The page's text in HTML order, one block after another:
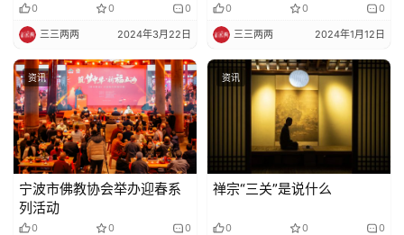
佛
教
艺
术
政
策
法
规
0 0 0
三三两两 2024年3月22日
0 0 0
三三两两 2024年1月12日
资讯
宁波市佛教协会举办迎春系
列活动
0 0 0
资讯
禅宗“三关”是说什么
0 0 0